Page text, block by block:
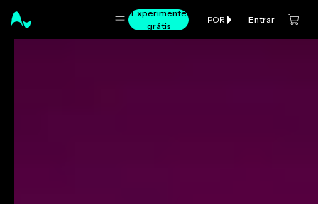
Experimente
grátis
POR Entrar